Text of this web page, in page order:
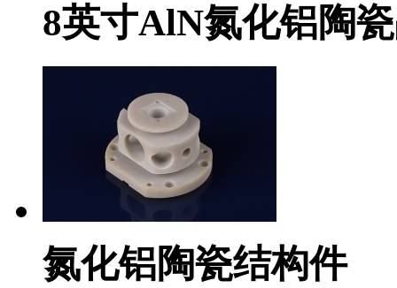
8英寸AlN氮化铝陶
氮化铝陶瓷结构件